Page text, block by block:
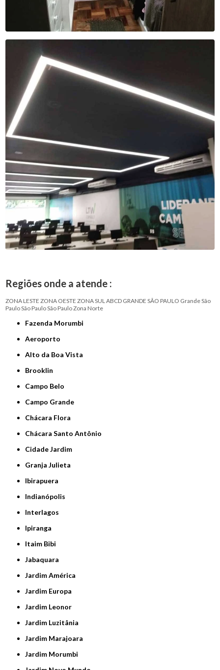
Regiões onde a atende :
ZONA LESTE ZONA OESTE ZONA SULABCD GRANDE SÃO PAULO Grande São
PauloSão PauloSão PauloZona Norte
Fazenda Morumbi
Aeroporto
Alto da Boa Vista
Brooklin
Campo Belo
Campo Grande
Chácara Flora
Chácara Santo Antônio
Cidade Jardim
Granja Julieta
Ibirapuera
Indianópolis
Interlagos
Ipiranga
Itaim Bibi
Jabaquara
Jardim América
Jardim Europa
Jardim Leonor
Jardim Luzitânia
Jardim Marajoara
Jardim Morumbi